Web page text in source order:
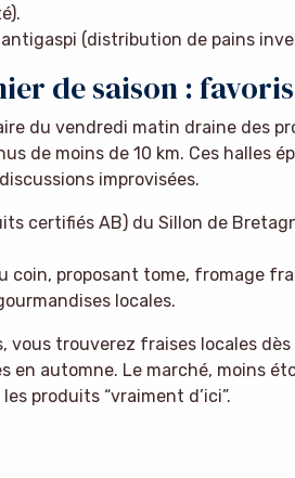
(distribution de pains
de saison :
du vendredi matin draine des
de moins de 10 km. Ces halles
improvisées.
certifiés AB) du Sillon de
coin, proposant tome, fromage
locales.
vous trouverez fraises locales
en automne. Le marché, moins
produits “vraiment d’ici”.